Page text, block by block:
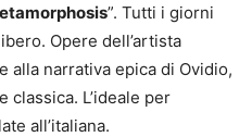
”. Tutti i giorni
Opere dell’artista
alla narrativa epica di Ovidio,
classica. L’ideale per
all’italiana.